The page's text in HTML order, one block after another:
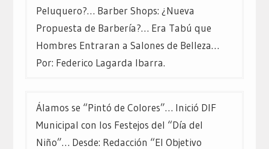
entradas
Peluquero?… Barber Shops: ¿Nueva
Propuesta de Barbería?… Era Tabú que
Hombres Entraran a Salones de Belleza…
Por: Federico Lagarda Ibarra.
Álamos se “Pintó de Colores”… Inició DIF
Municipal con los Festejos del “Día del
Niño”… Desde: Redacción “El Objetivo